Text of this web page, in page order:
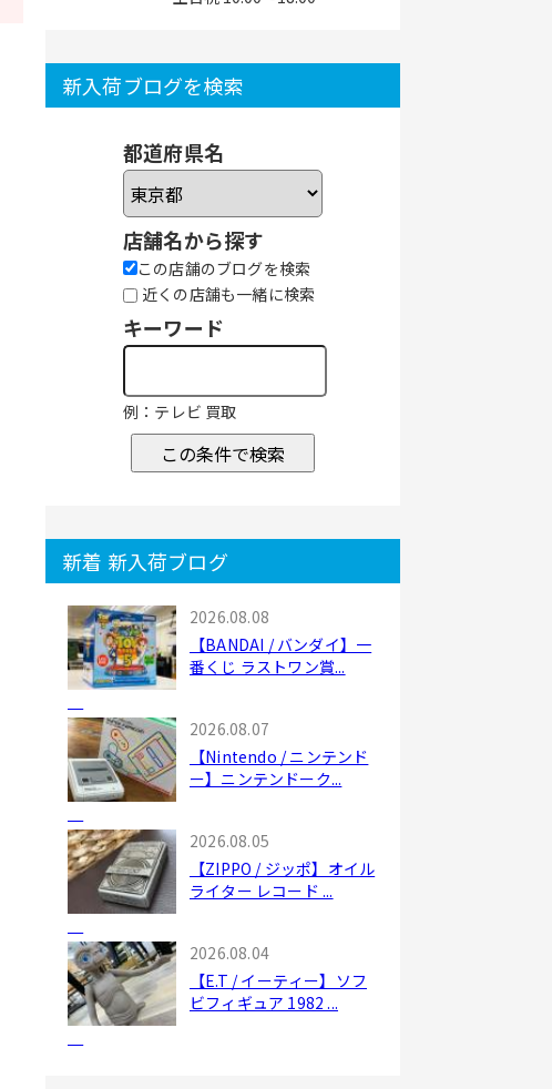
新入荷ブログを検索
都道府県名
店舗名から探す
この店舗のブログを検索
近くの店舗も一緒に検索
キーワード
例：テレビ 買取
この条件で検索
新着 新入荷ブログ
2026.08.08
【BANDAI / バンダイ】一
番くじ ラストワン賞...
2026.08.07
【Nintendo / ニンテンド
ー】ニンテンドーク...
2026.08.05
【ZIPPO / ジッポ】オイル
ライター レコード ...
2026.08.04
【E.T / イーティー】ソフ
ビフィギュア 1982 ...